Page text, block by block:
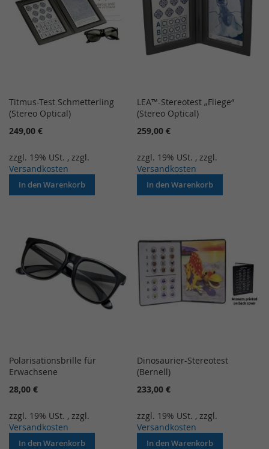
Titmus-Test Schmetterling
(Stereo Optical)
249,00 €
zzgl. 19% USt. , zzgl.
Versandkosten
In den Warenkorb
LEA™-Stereotest „Fliege“
(Stereo Optical)
259,00 €
zzgl. 19% USt. , zzgl.
Versandkosten
In den Warenkorb
Polarisationsbrille für
Erwachsene
28,00 €
zzgl. 19% USt. , zzgl.
Versandkosten
In den Warenkorb
Dinosaurier-Stereotest
(Bernell)
233,00 €
zzgl. 19% USt. , zzgl.
Versandkosten
In den Warenkorb